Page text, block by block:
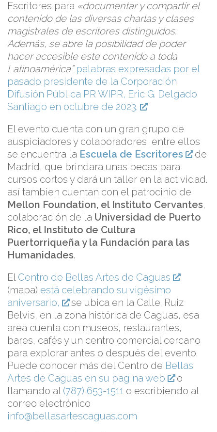
Escritores para «documentar y compartir el
contenido de las diversas charlas y clases
magistrales de escritores distinguidos.
Además, se abre la posibilidad de poder
hacer accesible este contenido a toda
Latinoamérica” palabras expresadas por el
pasado presidente de la Corporación
Difusión Pública PR WIPR, Eric G. Delgado
Santiago en octubre de 2023.
El evento cuenta con un gran grupo de
auspiciadores y colaboradores, entre ellos
se encuentra la Escuela de Escritores
de
Madrid, que brindara unas becas para
cursos cortos y dará un taller en la actividad.
así tambien cuentan con el patrocinio de
Mellon Foundation, el Instituto Cervantes,
colaboración de la Universidad de Puerto
Rico, el Instituto de Cultura
Puertorriqueña y la Fundación para las
Humanidades.
El Centro de Bellas Artes de Caguas
(mapa) está celebrando su vigésimo
aniversario,
se ubica en la Calle. Ruiz
Belvis, en la zona histórica de Caguas, esa
area cuenta con museos, restaurantes,
bares, cafés y un centro comercial cercano
para explorar antes o después del evento.
Puede conocer más del Centro de Bellas
Artes de Caguas en su pagina web
o
llamando al (787) 653-1511 o escribiendo al
correo electrónico
info@bellasartescaguas.com